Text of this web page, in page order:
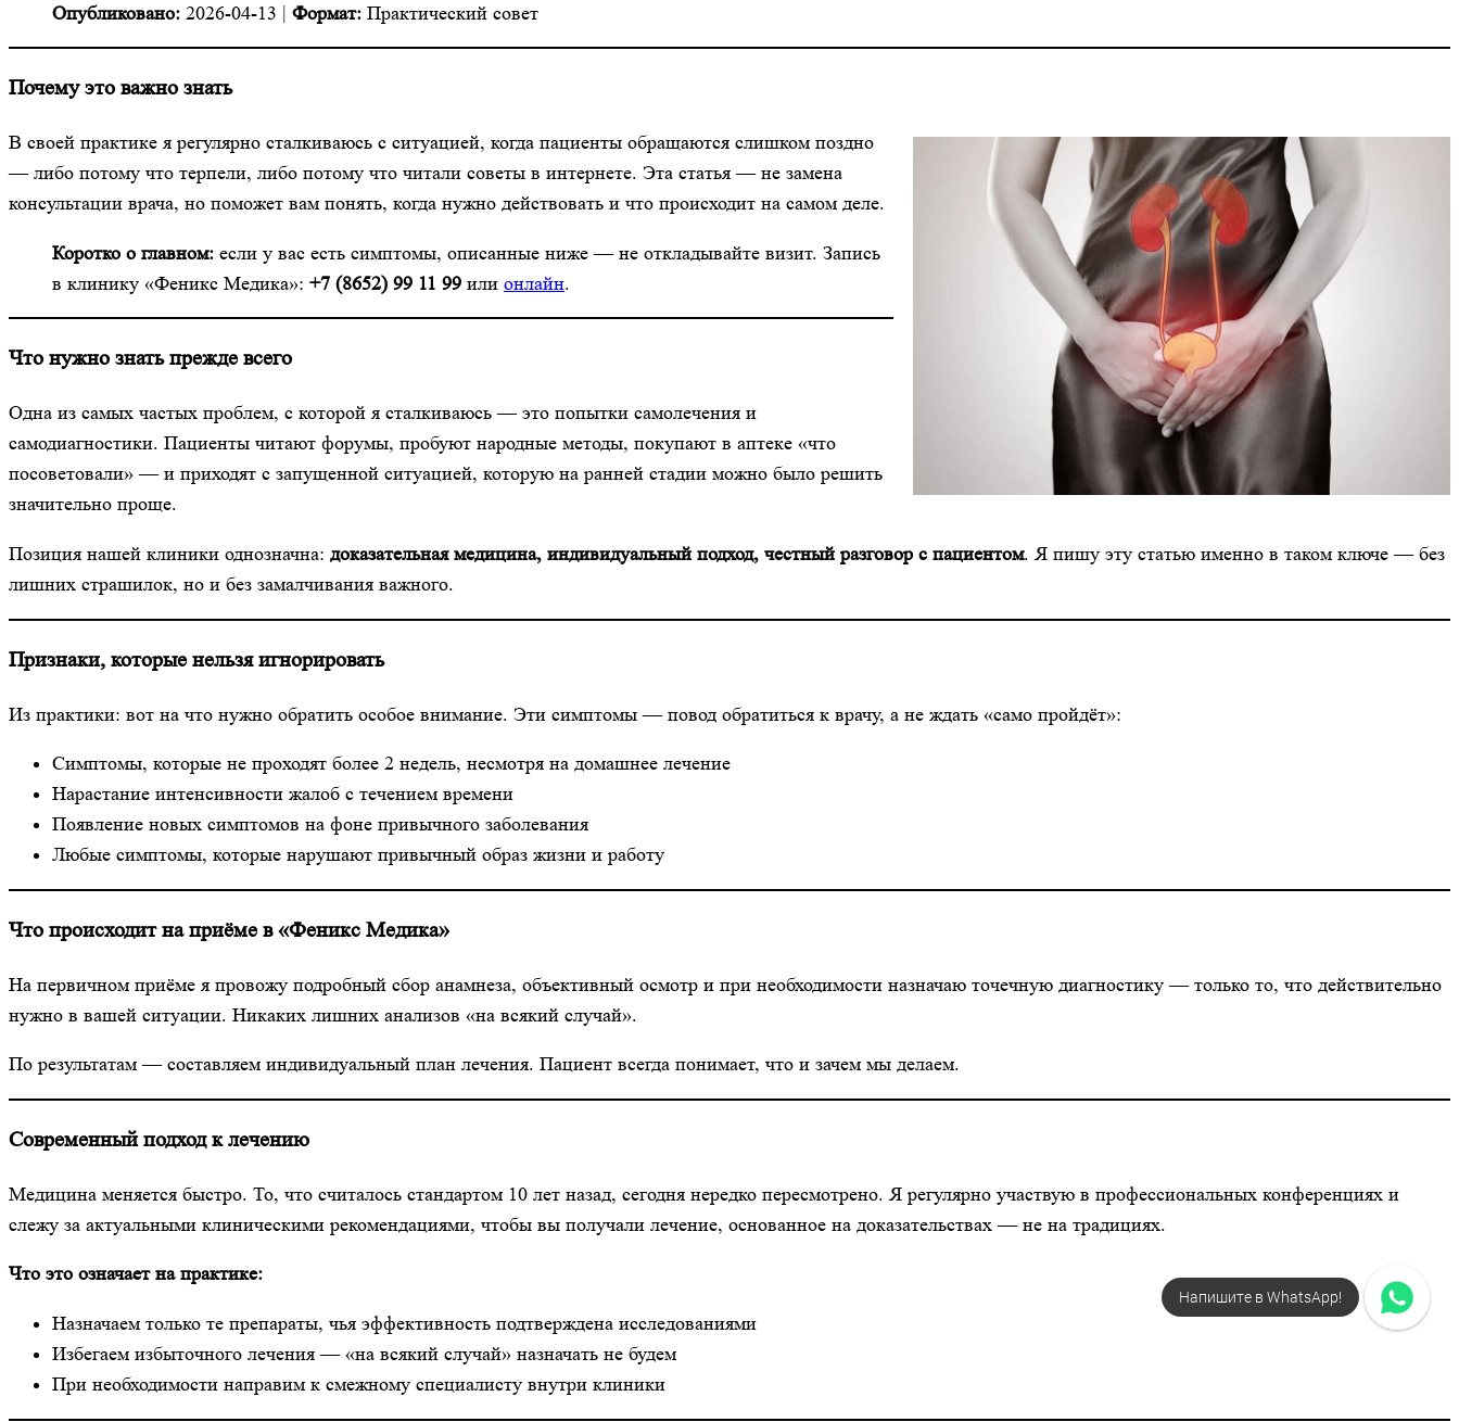
Опубликовано: 2026-04-13 | Формат: Практический совет
Почему это важно знать
В своей практике я регулярно сталкиваюсь с ситуацией, когда пациенты обращаются слишком поздно
— либо потому что терпели, либо потому что читали советы в интернете. Эта статья — не замена
консультации врача, но поможет вам понять, когда нужно действовать и что происходит на самом деле.
Коротко о главном: если у вас есть симптомы, описанные ниже — не откладывайте визит. Запись
в клинику «Феникс Медика»: +7 (8652) 99 11 99 или онлайн.
Что нужно знать прежде всего
Одна из самых частых проблем, с которой я сталкиваюсь — это попытки самолечения и
самодиагностики. Пациенты читают форумы, пробуют народные методы, покупают в аптеке «что
посоветовали» — и приходят с запущенной ситуацией, которую на ранней стадии можно было решить
значительно проще.
Позиция нашей клиники однозначна: доказательная медицина, индивидуальный подход, честный разговор с пациентом. Я пишу эту статью именно в таком ключе — без
лишних страшилок, но и без замалчивания важного.
Признаки, которые нельзя игнорировать
Из практики: вот на что нужно обратить особое внимание. Эти симптомы — повод обратиться к врачу, а не ждать «само пройдёт»:
Симптомы, которые не проходят более 2 недель, несмотря на домашнее лечение
Нарастание интенсивности жалоб с течением времени
Появление новых симптомов на фоне привычного заболевания
Любые симптомы, которые нарушают привычный образ жизни и работу
Что происходит на приёме в «Феникс Медика»
На первичном приёме я провожу подробный сбор анамнеза, объективный осмотр и при необходимости назначаю точечную диагностику — только то, что действительно
нужно в вашей ситуации. Никаких лишних анализов «на всякий случай».
По результатам — составляем индивидуальный план лечения. Пациент всегда понимает, что и зачем мы делаем.
Современный подход к лечению
Медицина меняется быстро. То, что считалось стандартом 10 лет назад, сегодня нередко пересмотрено. Я регулярно участвую в профессиональных конференциях и
слежу за актуальными клиническими рекомендациями, чтобы вы получали лечение, основанное на доказательствах — не на традициях.
Что это означает на практике:
Назначаем только те препараты, чья эффективность подтверждена исследованиями
Избегаем избыточного лечения — «на всякий случай» назначать не будем
При необходимости направим к смежному специалисту внутри клиники
Напишите в WhatsApp!